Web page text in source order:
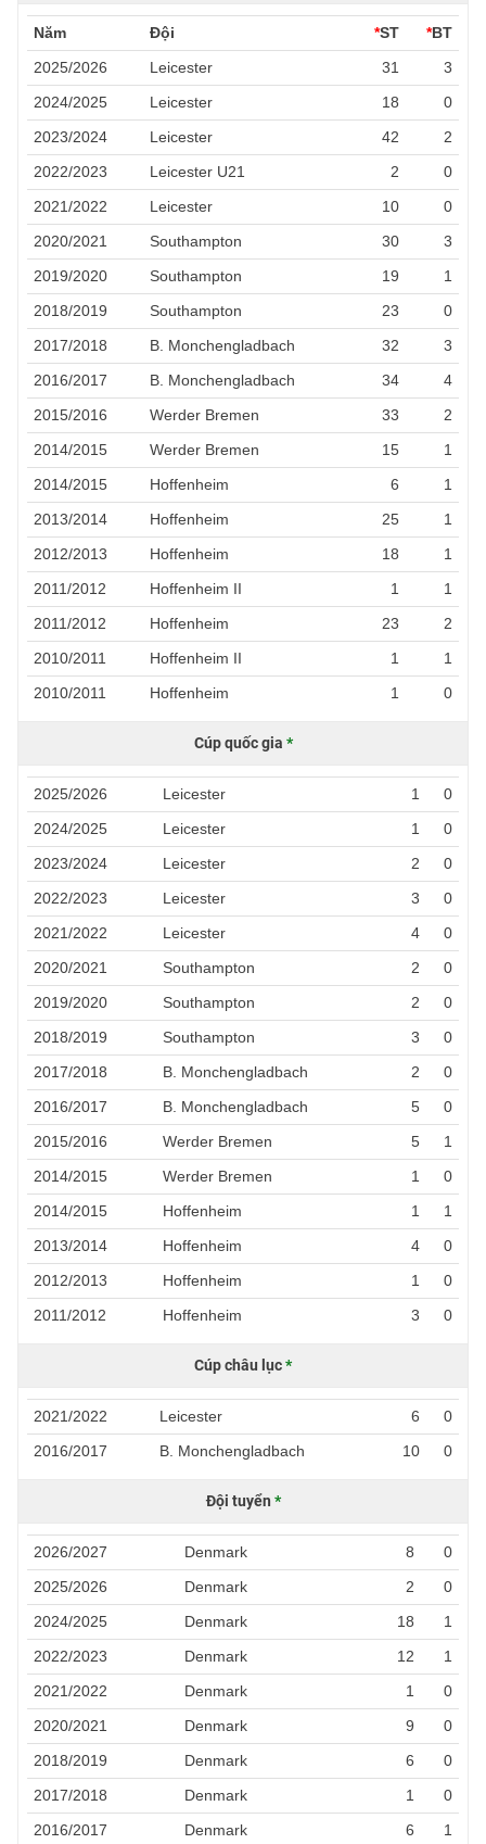
Năm Đội *ST *BT
2025/2026
Leicester 31
3
2024/2025
Leicester 18
0
2023/2024
Leicester 42
2
2022/2023
Leicester U21 2
0
2021/2022
Leicester 10
0
2020/2021
Southampton 30
3
2019/2020
Southampton 19
1
2018/2019
Southampton 23
0
2017/2018
B. Monchengladbach 32
3
2016/2017
B. Monchengladbach 34
4
2015/2016
Werder Bremen 33
2
2014/2015
Werder Bremen 15
1
2014/2015
Hoffenheim 6
1
2013/2014
Hoffenheim 25
1
2012/2013
Hoffenheim 18
1
2011/2012
Hoffenheim II 1
1
2011/2012
Hoffenheim 23
2
2010/2011
Hoffenheim II 1
1
2010/2011
Hoffenheim 1 0
Cúp quốc gia *
2025/2026 Leicester 1
0
2024/2025
Leicester 1
0
2023/2024
Leicester 2
0
2022/2023
Leicester 3
0
2021/2022
Leicester 4
0
2020/2021
Southampton 2
0
2019/2020
Southampton 2
0
2018/2019
Southampton 3
0
2017/2018
B. Monchengladbach 2
0
2016/2017
B. Monchengladbach 5
0
2015/2016
Werder Bremen 5
1
2014/2015
Werder Bremen 1
0
2014/2015
Hoffenheim 1
1
2013/2014
Hoffenheim 4
0
2012/2013
Hoffenheim 1
0
2011/2012
Hoffenheim 3 0
Cúp châu lục*
2021/2022 Leicester 6
0
2016/2017
B. Monchengladbach 10 0
Đội tuyển *
2026/2027 Denmark 8
0
2025/2026
Denmark 2
0
2024/2025
Denmark 18
1
2022/2023
Denmark 12
1
2021/2022
Denmark 1
0
2020/2021
Denmark 9
0
2018/2019
Denmark 6
0
2017/2018
Denmark 1
0
2016/2017
Denmark 6
1